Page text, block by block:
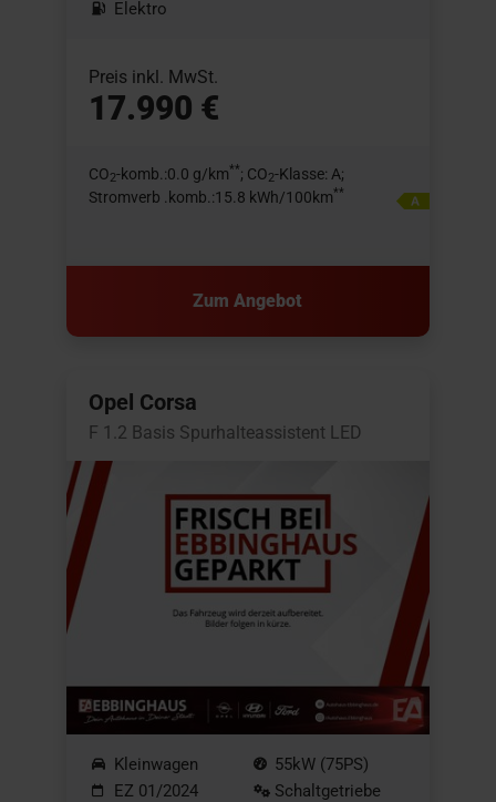
Elektro
Preis inkl. MwSt.
17.990 €
CO2-komb.:0.0 g/km**; CO2-Klasse: A;
Stromverb .komb.:15.8 kWh/100km**
Zum Angebot
Opel Corsa
F 1.2 Basis Spurhalteassistent LED
Kleinwagen
EZ 01/2024
55kW (75PS)
Schaltgetriebe